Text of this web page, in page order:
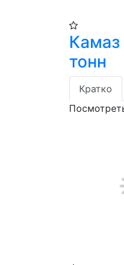
Камаз
тонн
Кратко